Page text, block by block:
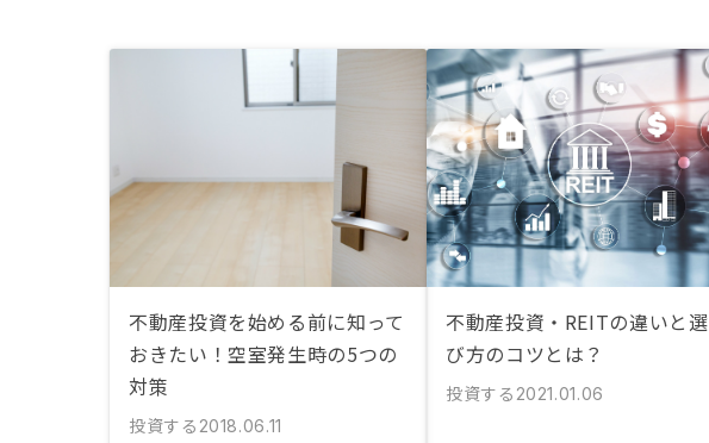
不動産投資を始める前に知って
おきたい！空室発生時の5つの
対策
投資する 2018.06.11
不動産投資・REITの違いと選
び方のコツとは？
投資する 2021.01.06